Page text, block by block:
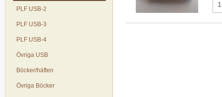
PLF USB-2
PLF USB-3
PLF USB-4
Övriga USB
Böcker/häften
Övriga Böcker